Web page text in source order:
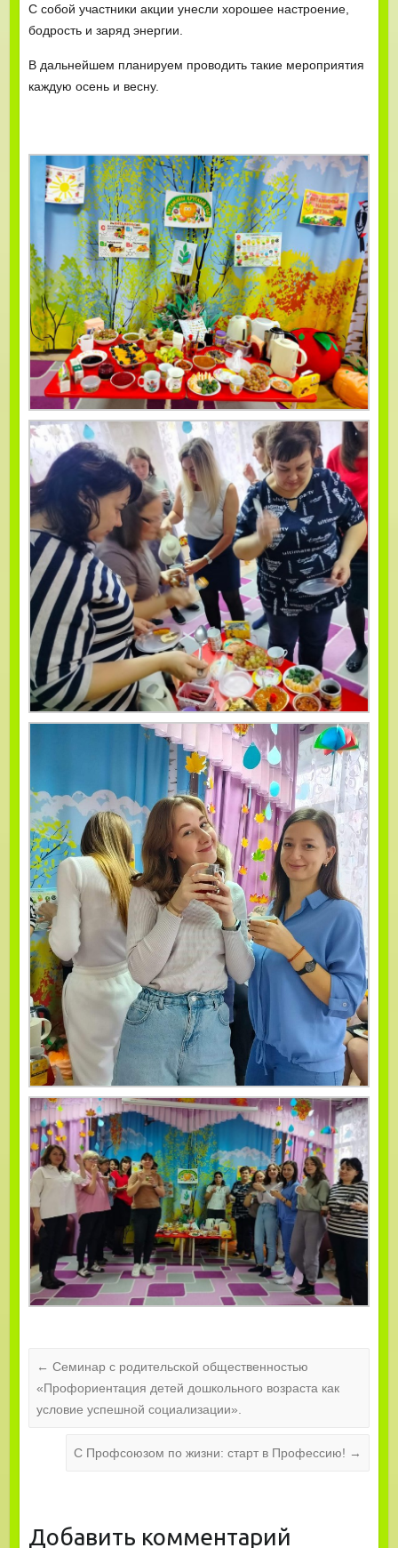
С собой участники акции унесли хорошее настроение,
бодрость и заряд энергии.
В дальнейшем планируем проводить такие мероприятия
каждую осень и весну.
← Семинар с родительской общественностью
«Профориентация детей дошкольного возраста как
условие успешной социализации».
С Профсоюзом по жизни: старт в Профессию! →
Добавить комментарий